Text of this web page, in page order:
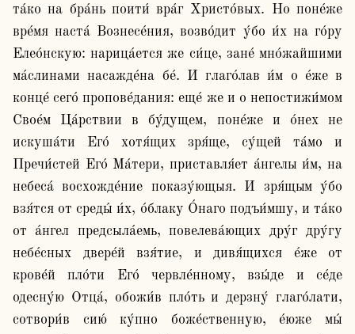
та́ко на бра́нь поити́ вра́г Христо́вых. Но поне́же
вре́мя наста́ Вознесе́ния, возво́дит у́бо и́х на го́ру
Елео́нскую: нарица́ется же си́це, зане́ мно́жайшими
ма́слинами насажде́на бе́. И глаго́лав и́м о е́же в
конце́ сего́ пропове́дания: еще́ же и о непостижи́мом
Свое́м Ца́рствии в бу́дущем, поне́же и о́нех не
искуша́ти Его́ хотя́щих зря́ще, су́щей та́мо и
Пречи́стей Его́ Ма́тери, приставля́ет а́нгелы и́м, на
небеса́ восхожде́ние показу́ющыя. И зря́щым у́бо
взя́тся от среды́ и́х, о́блаку О́наго подъи́мшу, и та́ко
от а́нгел предсыла́емь, повелева́ющих дру́г дру́гу
небе́сных двере́й взя́тие, и дивя́щихся е́же от
крове́й пло́ти Его́ червле́нному, взы́де и се́де
одесну́ю Отца́, обожи́в пло́ть и дерзну́ глаго́лати,
сотвори́в сию́ ку́пно боже́ственную, е́юже мы́